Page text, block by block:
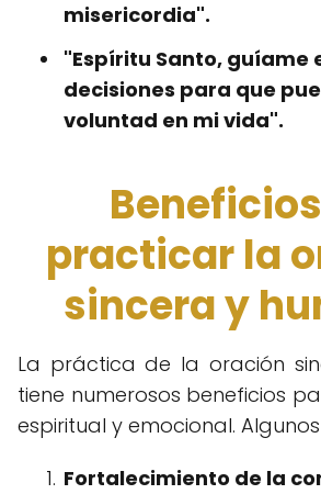
misericordia".
"Espíritu Santo, guíame
decisiones para que
voluntad en mi vida".
practicar la
sincera y
La práctica de la oración
tiene numerosos beneficios
espiritual y emocional.
Fortalecimiento de la